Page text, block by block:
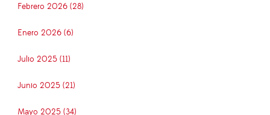
Febrero 2026 (28)
Enero 2026 (6)
Julio 2025 (11)
Junio 2025 (21)
Mayo 2025 (34)